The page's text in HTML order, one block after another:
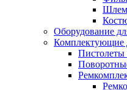
Шлем
Оборудование
Комплектующие
Пистолеты